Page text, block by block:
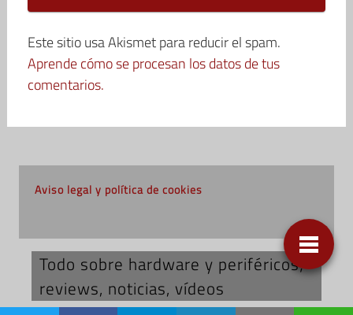
Este sitio usa Akismet para reducir el spam.
Aprende cómo se procesan los datos de tus
comentarios.
Aviso legal y política de cookies
Todo sobre hardware y periféricos;
reviews, noticias, vídeos